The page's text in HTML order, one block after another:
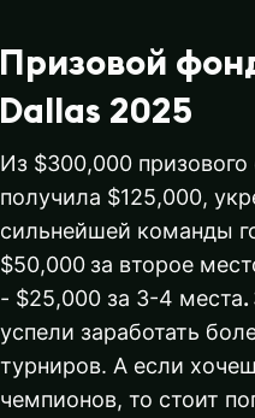
Призовой
Dallas 2025
Из $300,000 призового
получила $125,000,
сильнейшей команды
$50,000 за второе
- $25,000 за 3-4 места.
успели заработать
турниров. А если
чемпионов, то стоит